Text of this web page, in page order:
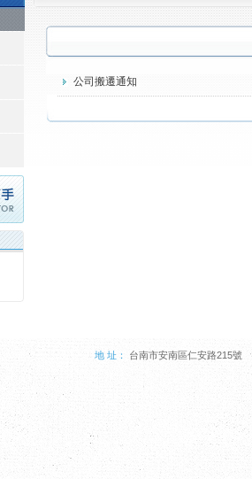
公司搬遷通知
地 址： 台南市安南區仁安路215號